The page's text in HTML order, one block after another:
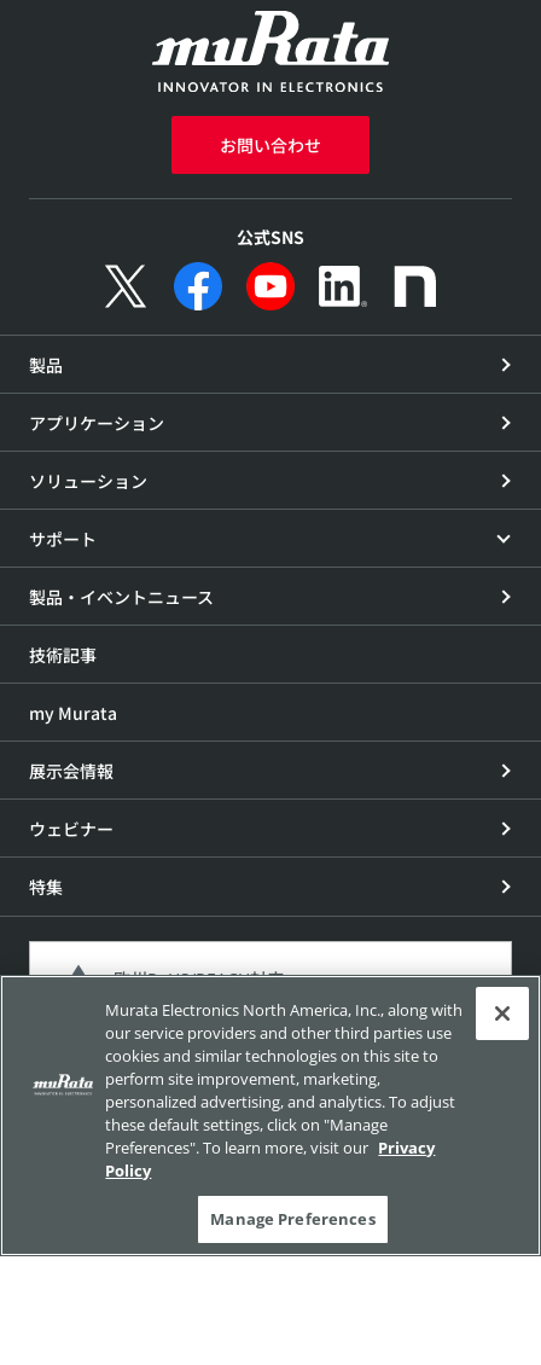
お問い合わせ
公式SNS
製品
アプリケーション
ソリューション
サポート
製品・イベントニュース
技術記事
my Murata
展示会情報
ウェビナー
特集
欧州RoHS/REACH対応
カリフォルニアProposition65対応
製品含有化学物質に関する規制法令と、それらに対する当社
の対応状況をご説明します。
Murata Electronics North America, Inc., along with
our service providers and other third parties use
cookies and similar technologies on this site to
perform site improvement, marketing,
personalized advertising, and analytics. To adjust
these default settings, click on "Manage
Preferences". To learn more, visit our Privacy
Policy
Manage Preferences